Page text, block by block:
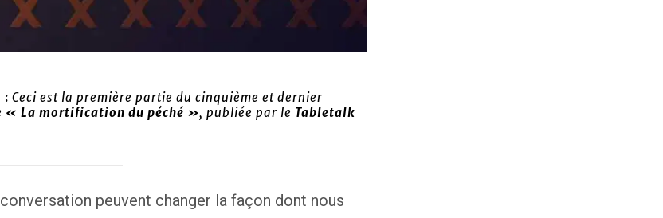
: Ceci est la première partie du cinquième et dernier
« La mortification du péché », publiée par le Tabletalk
conversation peuvent changer la façon dont nous